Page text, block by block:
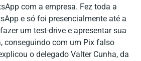
com a empresa. Fez toda a
e só foi presencialmente até a
um test-drive e apresentar sua
conseguindo com um Pix falso
o delegado Valter Cunha, da